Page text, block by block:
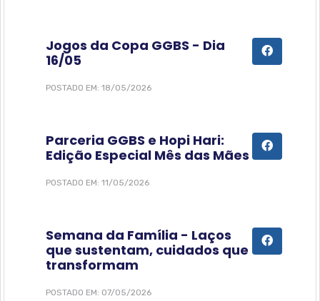
Jogos da Copa GGBS - Dia
16/05
POSTADO EM: 18/05/2026
Parceria GGBS e Hopi Hari:
Edição Especial Mês das Mães
POSTADO EM: 11/05/2026
Semana da Família - Laços
que sustentam, cuidados que
transformam
POSTADO EM: 07/05/2026